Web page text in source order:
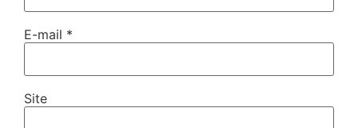
E-mail *
Site